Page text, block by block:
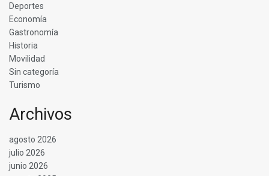
Deportes
Economía
Gastronomía
Historia
Movilidad
Sin categoría
Turismo
Archivos
agosto 2026
julio 2026
junio 2026